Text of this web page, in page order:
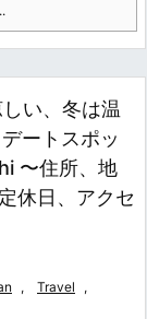
い、冬は温
ートスポッ
〜住所、地
休日、アクセ
, Travel ,